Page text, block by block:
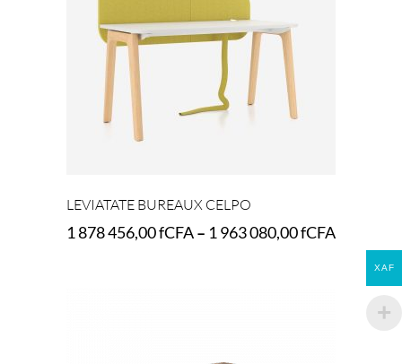
LEVIATATE BUREAUX CELPO
1 878 456,00fCFA– 1 963 080,00fCFA
XAF